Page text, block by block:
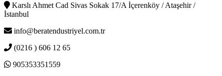
Karslı Ahmet Cad Sivas Sokak 17/A İçerenköy / Ataşehir /
İstanbul
info@beratendustriyel.com.tr
(0216 ) 606 12 65
905353351559